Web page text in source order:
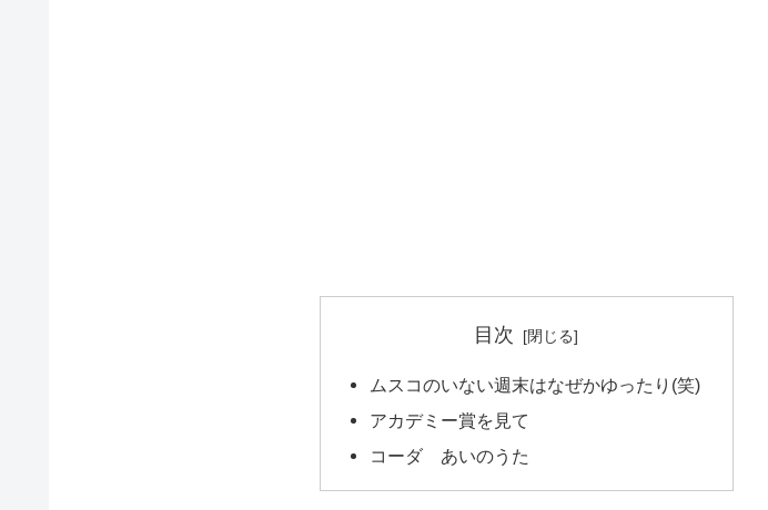
目次
ムスコのいない週末はなぜかゆったり(笑)
アカデミー賞を見て
コーダ あいのうた